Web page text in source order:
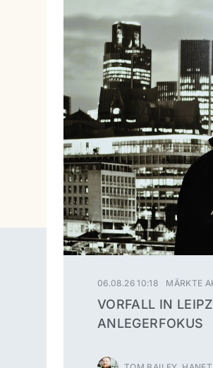
06.08.26 10:18 MÄRKTE
VORFALL IN
ANLEGERFOKUS